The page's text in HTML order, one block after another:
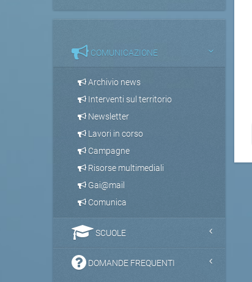
COMUNICAZIONE
Archivio news
Interventi sul territorio
Newsletter
Lavori in corso
Campagne
Risorse multimediali
Gai@mail
Comunica
SCUOLE
DOMANDE FREQUENTI